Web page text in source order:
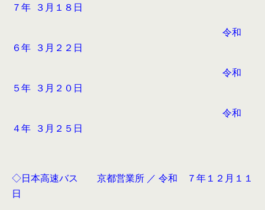
７年 ３月１８日
令和
６年 ３月２２日
令和
５年 ３月２０日
令和
４年 ３月２５日
◇日本高速バス 京都営業所 ／ 令和 ７年１２月１１
日